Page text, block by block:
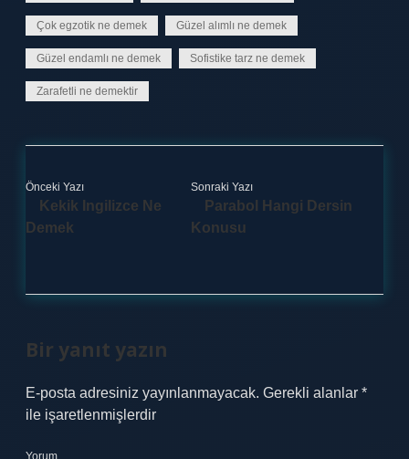
Çok egzotik ne demek Güzel alımlı ne demek
Güzel endamlı ne demek Sofistike tarz ne demek
Zarafetli ne demektir
Önceki Yazı
Kekik Ingilizce Ne
Demek
Sonraki Yazı
Parabol Hangi Dersin
Konusu
Bir yanıt yazın
E-posta adresiniz yayınlanmayacak. Gerekli alanlar *
ile işaretlenmişlerdir
Yorum